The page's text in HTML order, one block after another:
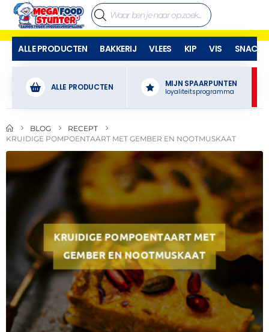
ALLE PRODUCTEN BAKKERIJ VLEES KIP VIS SNACKS
ALLE PRODUCTEN MIJN SPAARPUNTEN
loyaliteitsprogramma
BLOG
RECEPT
KRUIDIGE POMPOENTAART MET GEMBER EN NOOTMUSKAAT